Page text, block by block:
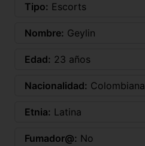
Tipo: Escorts
Nombre: Geylin
Edad: 23 años
Nacionalidad: Colombiana
Etnia: Latina
Fumador@: No